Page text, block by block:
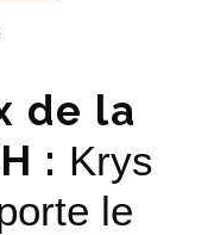
de la
: Krys
le